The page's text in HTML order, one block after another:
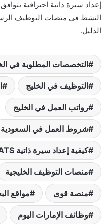
إعداد سيرة ذاتية احترافية
النشط في منصات التوظيف
الدليل.
التخصصات المطلوبة في
التوظيف في الخليج
رواتب العمل في الخليج
شروط العمل في السعودية
كيفية إعداد سيرة ذاتية ATS
منصات التوظيف الخليجية
منصة قوى مواقع
وظائف الإمارات اليوم